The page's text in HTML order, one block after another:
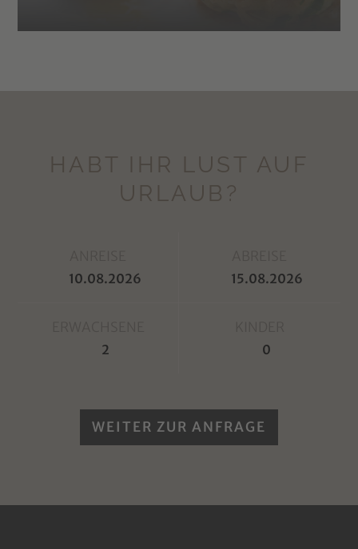
HABT IHR LUST AUF
URLAUB?
WEITER ZUR ANFRAGE